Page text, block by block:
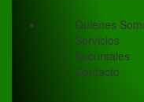
Quienes
Servicios
Sucursales
Contacto